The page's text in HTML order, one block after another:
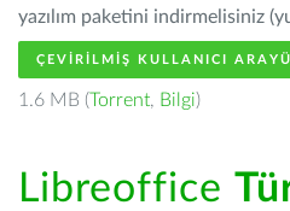
yazılım paketini indirmelisiniz
ÇEVIRILMIŞ KULLANICI
1.6 MB (Torrent, Bilgi)
Libreoffice